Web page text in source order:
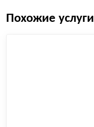
Похожие услуги